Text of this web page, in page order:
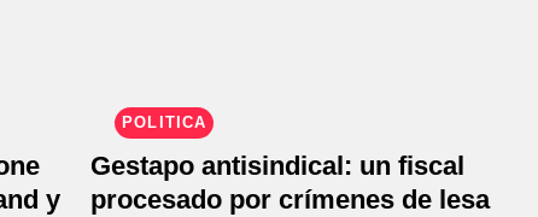
y
POLÍTICA
Gestapo antisindical: un fiscal
procesado por crímenes de lesa